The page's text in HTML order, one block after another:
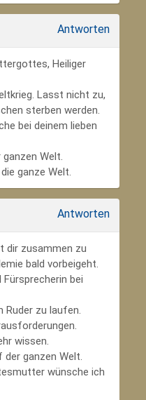
Antworten
Heiliger
Lasst nicht zu,
sterben werden.
bei deinem lieben
Welt.
ganze Welt.
Antworten
dir zusammen zu
bald vorbeigeht.
bei
Ruder zu laufen.
wissen.
ganzen Welt.
wünsche ich